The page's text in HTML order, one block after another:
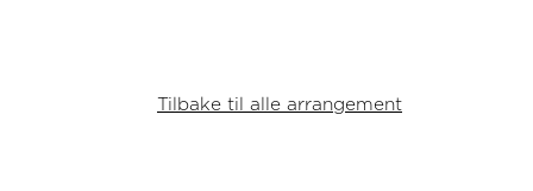
Tilbake til alle arrangement